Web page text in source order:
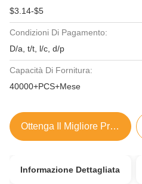
$3.14-$5
Condizioni Di Pagamento:
D/a, t/t, l/c, d/p
Capacità Di Fornitura:
40000+PCS+Mese
Ottenga Il Migliore Prezzo
Informazione Dettagliata